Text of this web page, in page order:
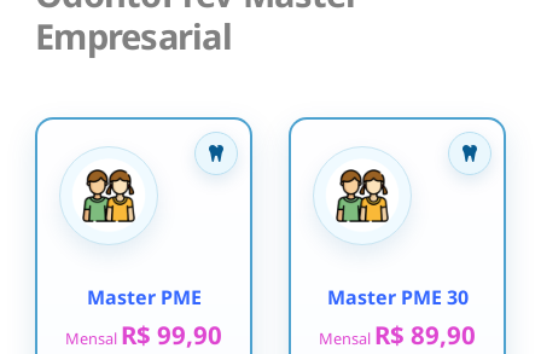
Empresarial
Master PME
Mensal R$ 99,90
Master PME 30
Mensal R$ 89,90